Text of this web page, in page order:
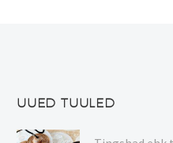
UUED TUULED